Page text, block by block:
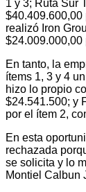
1 y 3; Ruta Sur
$40.409.600,00
realizó Iron
$24.009.000,00
En tanto, la
ítems 1, 3 y 4
hizo lo propio
$24.541.500; y
por el ítem 2,
En esta
rechazada
se solicita y lo
Montiel Calbun